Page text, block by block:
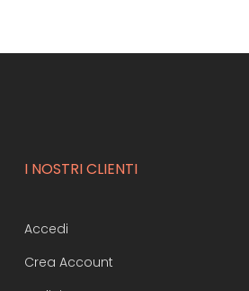
I NOSTRI CLIENTI
Accedi
Crea Account